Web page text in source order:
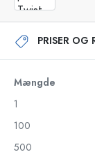
PRISER OG
Mængde
1
100
500